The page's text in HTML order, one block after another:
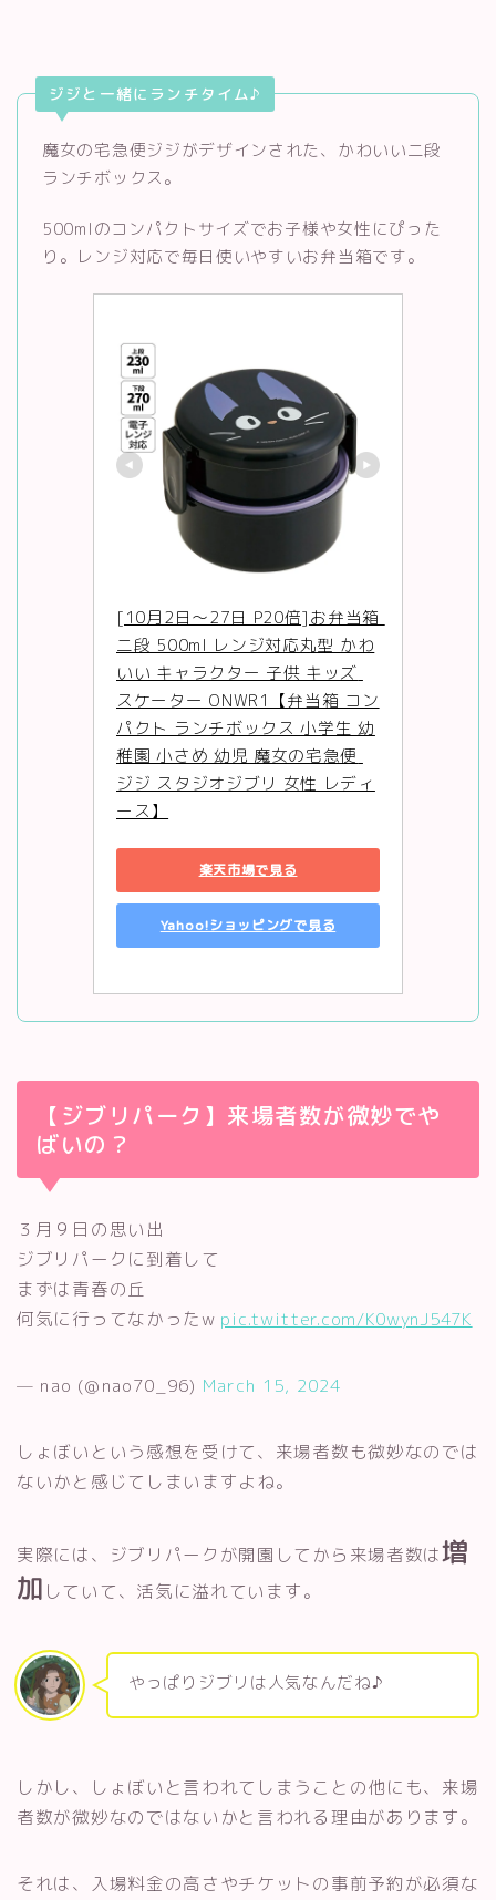
ジジと一緒にランチタイム♪
魔女の宅急便ジジがデザインされた、かわいい二段
ランチボックス。
500mlのコンパクトサイズでお子様や女性にぴった
り。レンジ対応で毎日使いやすいお弁当箱です。
[10月2日〜27日 P20倍]お弁当箱
二段 500ml レンジ対応丸型 かわ
いい キャラクター 子供 キッズ
スケーター ONWR1【弁当箱 コン
パクト ランチボックス 小学生 幼
稚園 小さめ 幼児 魔女の宅急便
ジジ スタジオジブリ 女性 レディ
ース】
楽天市場で見る
Yahoo!ショッピングで見る
【ジブリパーク】来場者数が微妙でや
ばいの？
３月９日の思い出
ジブリパークに到着して
まずは青春の丘
何気に行ってなかったw pic.twitter.com/K0wynJ547K
— nao (@nao70_96) March 15, 2024
しょぼいという感想を受けて、来場者数も微妙なのでは
ないかと感じてしまいますよね。
実際には、ジブリパークが開園してから来場者数は増
加 していて、活気に溢れています。
やっぱりジブリは人気なんだね♪
しかし、しょぼいと言われてしまうことの他にも、来場
者数が微妙なのではないかと言われる理由があります。
それは、入場料金の高さやチケットの事前予約が必須な